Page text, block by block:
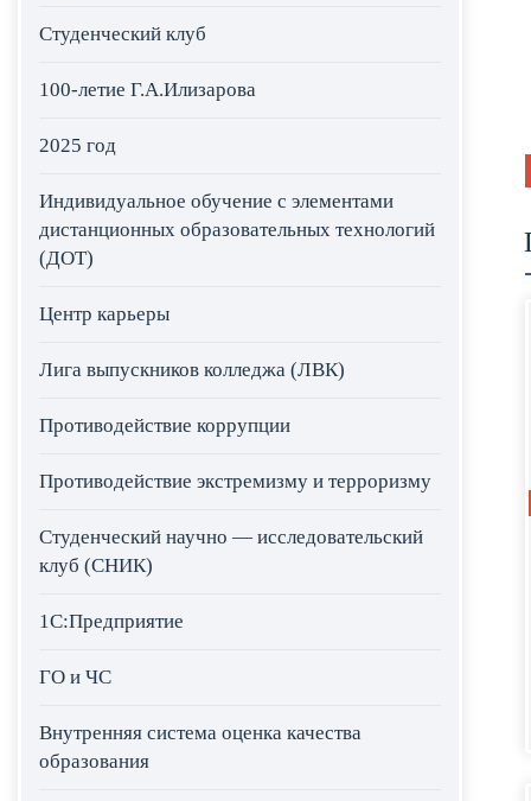
Студенческий клуб
100-летие Г.А.Илизарова
2025 год
Индивидуальное обучение с элементами
дистанционных образовательных технологий
(ДОТ)
Центр карьеры
Лига выпускников колледжа (ЛВК)
Противодействие коррупции
Противодействие экстремизму и терроризму
Студенческий научно — исследовательский
клуб (СНИК)
1С:Предприятие
ГО и ЧС
Внутренняя система оценка качества
образования